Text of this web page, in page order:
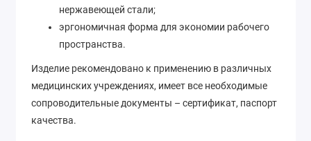
нержавеющей стали;
эргономичная форма для экономии рабочего
пространства.
Изделие рекомендовано к применению в различных
медицинских учреждениях, имеет все необходимые
сопроводительные документы – сертификат, паспорт
качества.